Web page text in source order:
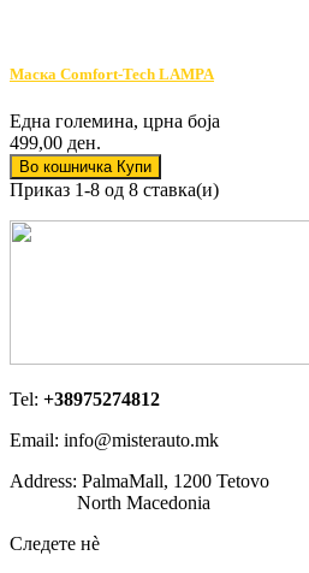
Маска Comfort-Tech LAMPA
Една големина, црна боја
499,00 ден.
Во кошничка Купи
Приказ 1-8 од 8 ставка(и)
Tel: +38975274812
Email: info@misterauto.mk
Address: PalmaMall, 1200 Tetovo
North Macedonia
Следете нè